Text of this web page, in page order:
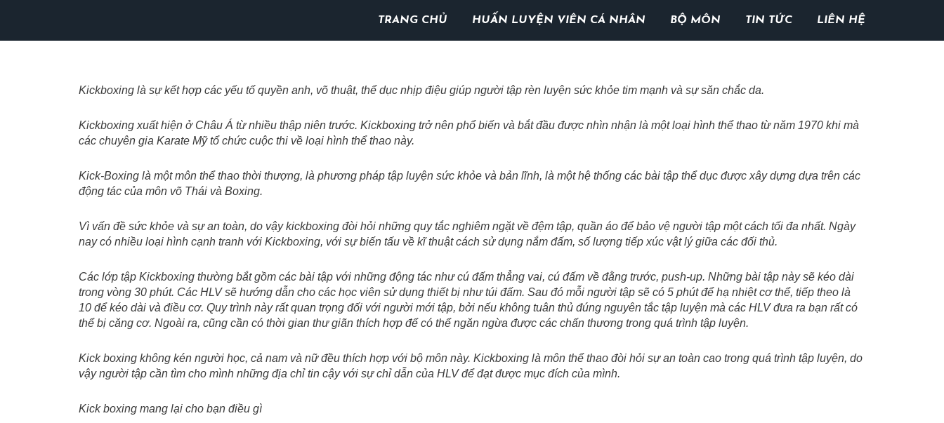
nội
TRANG CHỦ HUẤN LUYỆN VIÊN CÁ NHÂN BỘ MÔN TIN TỨC LIÊN HỆ
Kickboxing là sự kết hợp các yếu tố quyền anh, võ thuật, thể dục nhịp điệu giúp người tập rèn luyện sức khỏe tim mạnh và sự săn chắc da.
Kickboxing xuất hiện ở Châu Á từ nhiều thập niên trước. Kickboxing trở nên phổ biến và bắt đầu được nhìn nhận là một loại hình thể thao từ năm 1970 khi mà
các chuyên gia Karate Mỹ tổ chức cuộc thi về loại hình thể thao này.
Kick-Boxing là một môn thể thao thời thượng, là phương pháp tập luyện sức khỏe và bản lĩnh, là một hệ thống các bài tập thể dục được xây dựng dựa trên các
động tác của môn võ Thái và Boxing.
Vì vấn đề sức khỏe và sự an toàn, do vậy kickboxing đòi hỏi những quy tắc nghiêm ngặt về đệm tập, quần áo để bảo vệ người tập một cách tối đa nhất. Ngày
nay có nhiều loại hình cạnh tranh với Kickboxing, với sự biến tấu về kĩ thuật cách sử dụng nắm đấm, số lượng tiếp xúc vật lý giữa các đối thủ.
Các lớp tập Kickboxing thường bắt gồm các bài tập với những động tác như cú đấm thẳng vai, cú đấm về đằng trước, push-up. Những bài tập này sẽ kéo dài
trong vòng 30 phút. Các HLV sẽ hướng dẫn cho các học viên sử dụng thiết bị như túi đấm. Sau đó mỗi người tập sẽ có 5 phút để hạ nhiệt cơ thể, tiếp theo là
10 để kéo dài và điều cơ. Quy trình này rất quan trọng đối với người mới tập, bởi nếu không tuân thủ đúng nguyên tắc tập luyện mà các HLV đưa ra bạn rất có
thể bị căng cơ. Ngoài ra, cũng cần có thời gian thư giãn thích hợp để có thể ngăn ngừa được các chấn thương trong quá trình tập luyện.
Kick boxing không kén người học, cả nam và nữ đều thích hợp với bộ môn này. Kickboxing là môn thể thao đòi hỏi sự an toàn cao trong quá trình tập luyện, do
vậy người tập cần tìm cho mình những địa chỉ tin cậy với sự chỉ dẫn của HLV để đạt được mục đích của mình.
Kick boxing mang lại cho bạn điều gì